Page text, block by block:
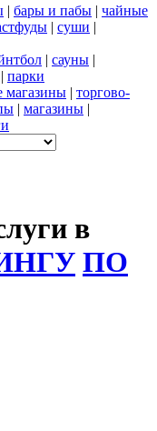
| бары и пабы | чайные
| суши |
| сауны |
| парки
магазины | торгово-
| магазины |
в
ПО